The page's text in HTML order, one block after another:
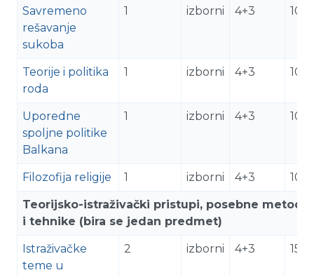
Savremeno
rešavanje
sukoba
1 izborni 4+3 10
Teorije i politika
roda
1 izborni 4+3 10
Uporedne
spoljne politike
Balkana
1 izborni 4+3 10
Filozofija religije 1 izborni 4+3 10
Teorijsko-istraživački pristupi, posebne metode
i tehnike (bira se jedan predmet)
Istraživačke
teme u
2 izborni 4+3 15